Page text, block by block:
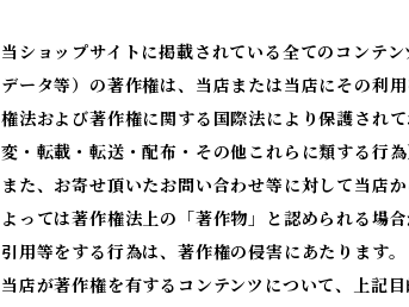
当ショップサイトに掲載されている全てのコンテ
データ等）の著作権は、当店または当店にその利
権法および著作権に関する国際法により保護され
変・転載・転送・配布・その他これらに類する行
また、お寄せ頂いたお問い合わせ等に対して当店
よっては著作権法上の「著作物」と認められる場
引用等をする行為は、著作権の侵害にあたります。
当店が著作権を有するコンテンツについて、上記